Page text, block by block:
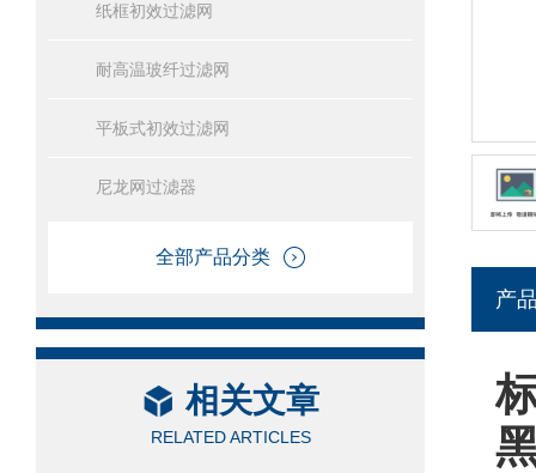
纸框初效过滤网
耐高温玻纤过滤网
平板式初效过滤网
尼龙网过滤器
全部产品分类
相关文章
RELATED ARTICLES
产